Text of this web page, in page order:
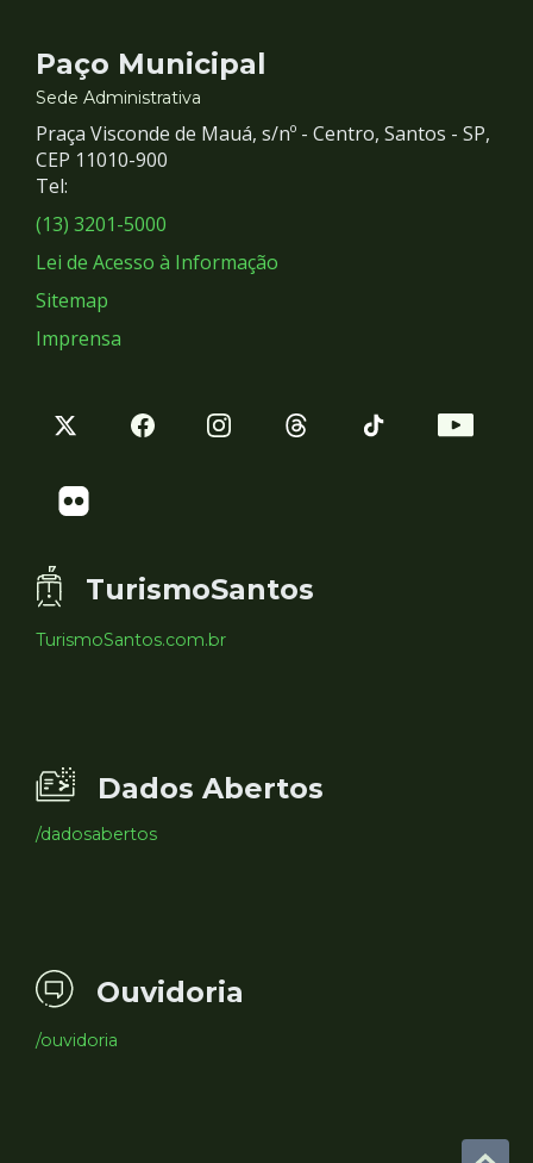
Contato
e
Redes
Sociais
Paço Municipal
Sede Administrativa
Praça Visconde de Mauá, s/nº - Centro, Santos - SP,
CEP 11010-900
Tel:
(13) 3201-5000
Lei de Acesso à Informação
Sitemap
Imprensa
TurismoSantos
TurismoSantos.com.br
Dados Abertos
/dadosabertos
Ouvidoria
/ouvidoria